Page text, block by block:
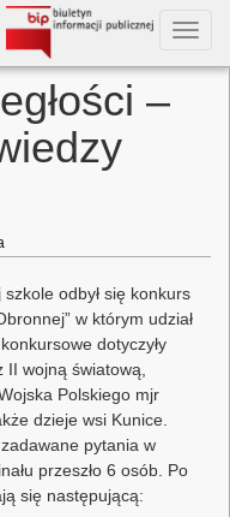
–
odbył się konkurs
w którym udział
dotyczyły
wojną światową,
Polskiego mjr
dzieje wsi Kunice.
pytania w
przeszło 6 osób. Po
się następującą: